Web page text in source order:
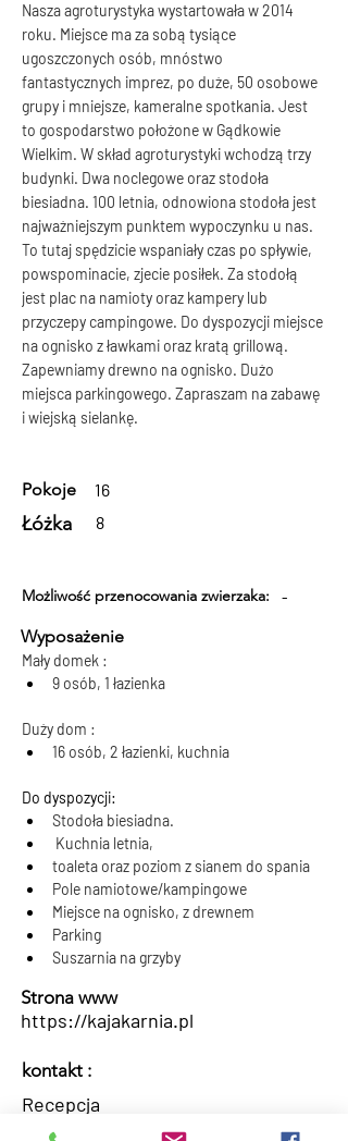
Nasza agroturystyka wystartowała w 2014
roku. Miejsce ma za sobą tysiące
ugoszczonych osób, mnóstwo
fantastycznych imprez, po duże, 50 osobowe
grupy i mniejsze, kameralne spotkania. Jest
to gospodarstwo położone w Gądkowie
Wielkim. W skład agroturystyki wchodzą trzy
budynki. Dwa noclegowe oraz stodoła
biesiadna. 100 letnia, odnowiona stodoła jest
najważniejszym punktem wypoczynku u nas.
To tutaj spędzicie wspaniały czas po spływie,
powspominacie, zjecie posiłek. Za stodołą
jest plac na namioty oraz kampery lub
przyczepy campingowe. Do dyspozycji miejsce
na ognisko z ławkami oraz kratą grillową.
Zapewniamy drewno na ognisko. Dużo
miejsca parkingowego. Zapraszam na zabawę
i wiejską sielankę.
Pokoje 16
Łóżka 8
Możliwość przenocowania zwierzaka: -
Wyposażenie
Mały domek :
9 osób, 1 łazienka
Duży dom :
16 osób, 2 łazienki, kuchnia
Do dyspozycji:
Stodoła biesiadna.
Kuchnia letnia,
toaleta oraz poziom z sianem do spania
Pole namiotowe/kampingowe
Miejsce na ognisko, z drewnem
Parking
Suszarnia na grzyby
Strona www
https://kajakarnia.pl
kontakt :
Recepcja